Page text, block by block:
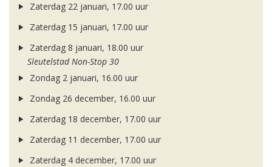
Zaterdag 22 januari, 17.00 uur
Zaterdag 15 januari, 17.00 uur
Zaterdag 8 januari, 18.00 uur
Sleutelstad Non-Stop 30
Zondag 2 januari, 16.00 uur
Zondag 26 december, 16.00 uur
Zaterdag 18 december, 17.00 uur
Zaterdag 11 december, 17.00 uur
Zaterdag 4 december, 17.00 uur